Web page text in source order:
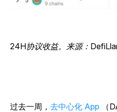
24H协议收益。来源：
过去一周， 去中心化 App （